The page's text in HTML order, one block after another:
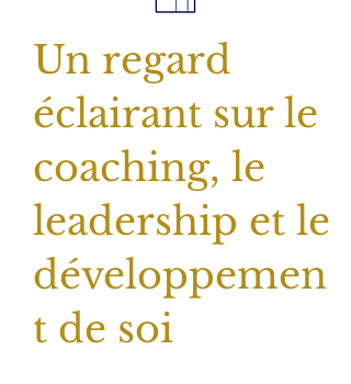
Un regard
éclairant sur le
coaching, le
leadership et le
développemen
t de soi